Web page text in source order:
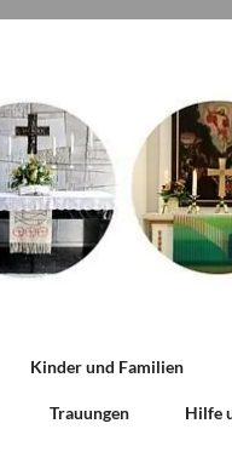
Kinder und Familien
Trauungen Hilfe